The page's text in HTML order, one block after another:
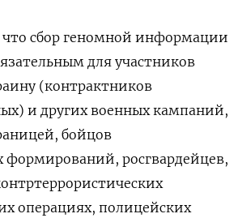
что сбор геномной информации
для участников
(контрактников
и других военных кампаний,
бойцов
формирований, росгвардейцев,
операциях, полицейских